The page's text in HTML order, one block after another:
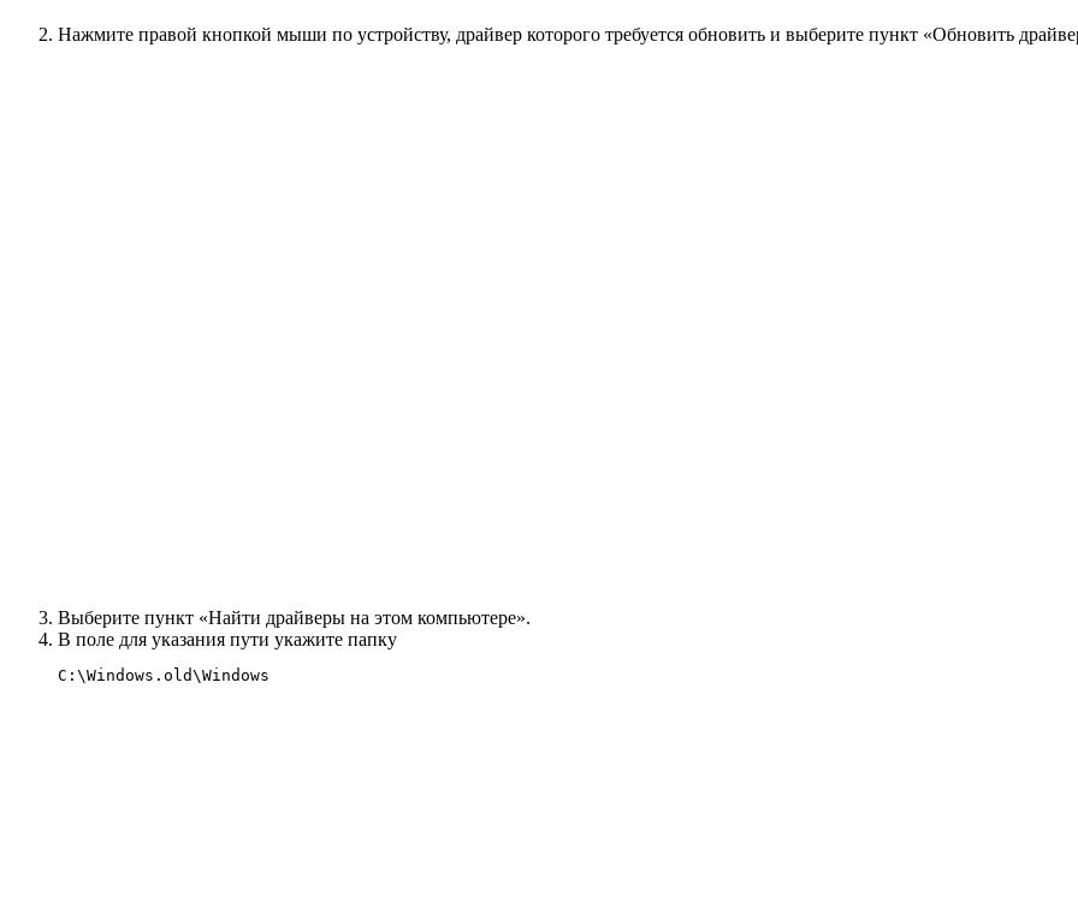
Нажмите правой кнопкой мыши по устройству, драйвер которого требуется обновить и выберите пункт «Обновить
Выберите пункт «Найти драйверы на этом компьютере».
В поле для указания пути укажите папку
C:\Windows.old\Windows